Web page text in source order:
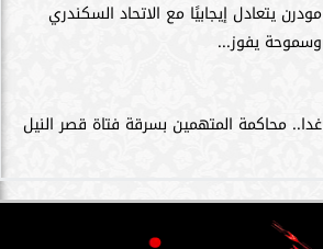
مودرن يتعادل إيجابيًا مع الاتحاد السكندري
وسموحة يفوز...
غدا.. محاكمة المتهمين بسرقة فتاة قصر النيل